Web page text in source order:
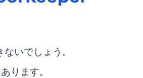
いでしょう。
ります。